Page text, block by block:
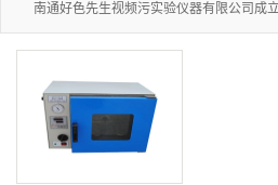
南通好色先生视频污实验仪器有限公